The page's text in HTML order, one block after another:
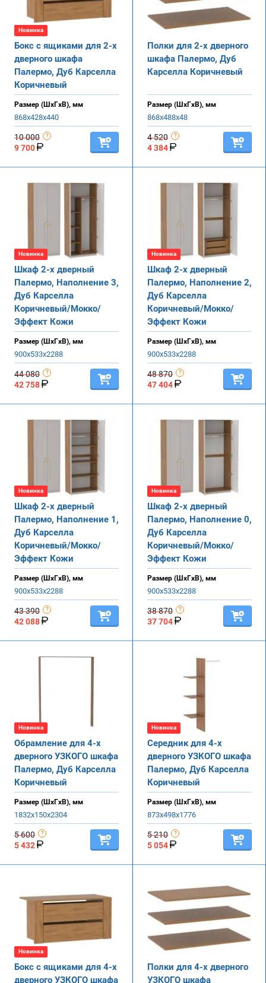
Новинка
Бокс с ящиками для 2-х
дверного шкафа
Палермо, Дуб Карселла
Коричневый
Размер (ШхГхВ), мм
868х428х440
10 000
9 700
Полки для 2-х дверного
шкафа Палермо, Дуб
Карселла Коричневый
Размер (ШхГхВ), мм
868х488х48
4 520
4 384
Новинка
Шкаф 2-х дверный
Палермо, Наполнение 3,
Дуб Карселла
Коричневый/Мокко/
Эффект Кожи
Размер (ШхГхВ), мм
900х533х2288
44 080
42 758
Новинка
Шкаф 2-х дверный
Палермо, Наполнение 2,
Дуб Карселла
Коричневый/Мокко/
Эффект Кожи
Размер (ШхГхВ), мм
900х533х2288
48 870
47 404
Новинка
Шкаф 2-х дверный
Палермо, Наполнение 1,
Дуб Карселла
Коричневый/Мокко/
Эффект Кожи
Размер (ШхГхВ), мм
900х533х2288
43 390
42 088
Новинка
Шкаф 2-х дверный
Палермо, Наполнение 0,
Дуб Карселла
Коричневый/Мокко/
Эффект Кожи
Размер (ШхГхВ), мм
900х533х2288
38 870
37 704
Новинка
Обрамление для 4-х
дверного УЗКОГО шкафа
Палермо, Дуб Карселла
Коричневый
Размер (ШхГхВ), мм
1832х150х2304
5 600
5 432
Новинка
Середник для 4-х
дверного УЗКОГО шкафа
Палермо, Дуб Карселла
Коричневый
Размер (ШхГхВ), мм
873х498х1776
5 210
5 054
Новинка
Бокс с ящиками для 4-х
дверного УЗКОГО шкафа
Полки для 4-х дверного
УЗКОГО шкафа